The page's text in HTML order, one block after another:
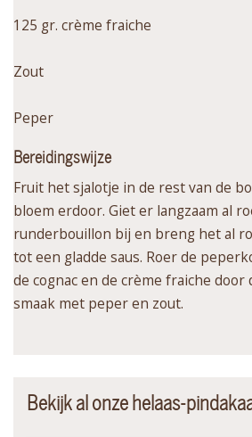
125 gr. crème fraiche
Zout
Peper
Bereidingswijze
Fruit het sjalotje in de rest van de
bloem erdoor. Giet er langzaam al
runderbouillon bij en breng het al
tot een gladde saus. Roer de
de cognac en de crème fraiche door
smaak met peper en zout.
Bekijk al onze helaas-